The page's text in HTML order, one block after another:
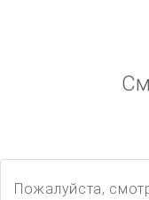
Пожалуйста,